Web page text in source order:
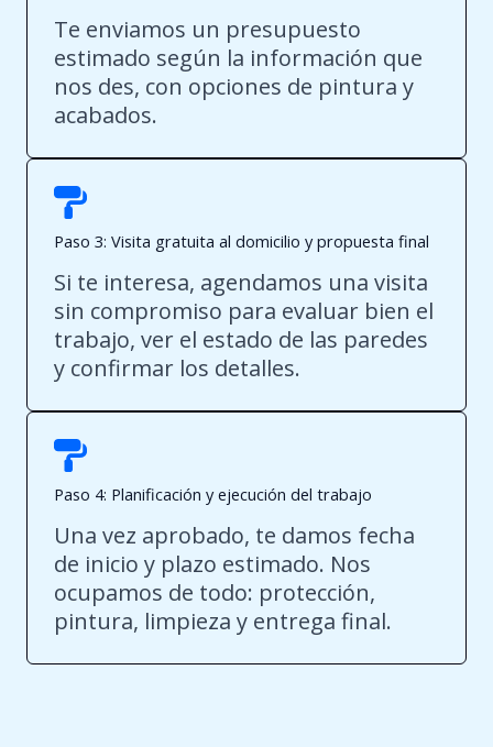
Te enviamos un presupuesto
estimado según la información que
nos des, con opciones de pintura y
acabados.
Paso 3: Visita gratuita al domicilio y propuesta final
Si te interesa, agendamos una visita
sin compromiso para evaluar bien el
trabajo, ver el estado de las paredes
y confirmar los detalles.
Paso 4: Planificación y ejecución del trabajo
Una vez aprobado, te damos fecha
de inicio y plazo estimado. Nos
ocupamos de todo: protección,
pintura, limpieza y entrega final.